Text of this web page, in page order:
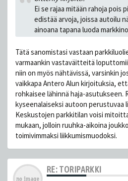
Ei se rajaa mitään rahoja pois
edistää arvoja, joissa autoilu
ainoana tapana luoda
Tätä sanomistasi vastaan
varmaankin vastaväitteitä
niin on myös nähtävissä, varsinkin
vaikkapa Antero Alun kirjoituksia,
rohkaisee lähinnä haja-asutukseen.
kyseenalaiseksi autoon perustuvaa
Keskustojen parkkitilan voisi
mukaan, jolloin ruuhka-aikoina
toimivimmaksi liikkumismuodoksi.
RE: TORIPARKKI